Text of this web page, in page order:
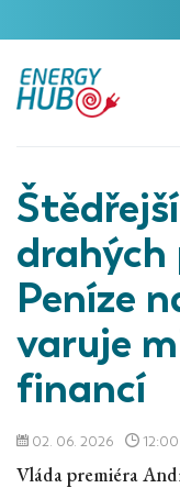
drahých
Peníze
varuje
financí
02. 06. 2026 12:00
Vláda premiéra